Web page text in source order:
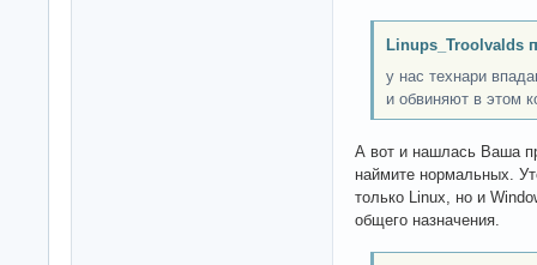
Linups_Troolvalds
у нас технари
и обвиняют в этом
А вот и нашлась Ваша
наймите нормальных.
только Linux, но и
общего назначения.